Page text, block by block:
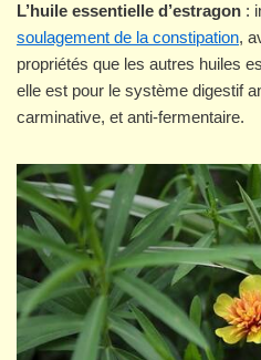
L’huile essentielle d’estragon :
soulagement de la constipation,
propriétés que les autres huiles
elle est pour le système digestif
carminative, et anti-fermentaire.